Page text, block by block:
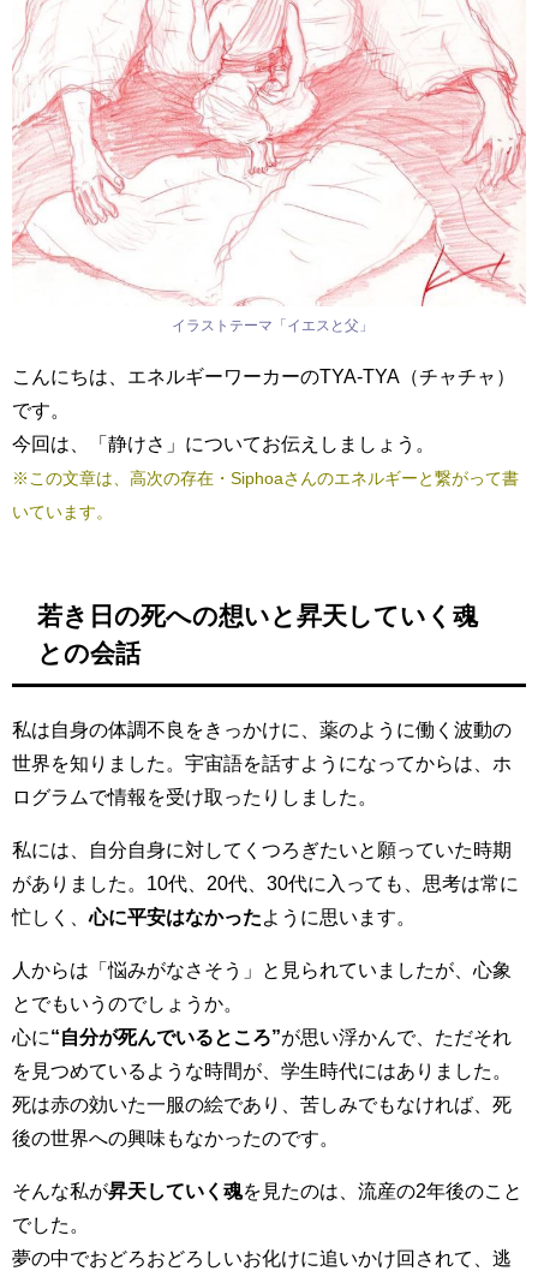
イラストテーマ「イエスと父」
こんにちは、エネルギーワーカーのTYA-TYA（チャチャ）
です。
今回は、「静けさ」についてお伝えしましょう。
※この文章は、高次の存在・Siphoaさんのエネルギーと繋がって書
いています。
若き日の死への想いと昇天していく魂
との会話
私は自身の体調不良をきっかけに、薬のように働く波動の
世界を知りました。宇宙語を話すようになってからは、ホ
ログラムで情報を受け取ったりしました。
私には、自分自身に対してくつろぎたいと願っていた時期
がありました。10代、20代、30代に入っても、思考は常に
忙しく、心に平安はなかった ように思います。
人からは 「悩みがなさそう」と見られていましたが、心象
とでもいうのでしょうか。
心に“自分が死んでいるところ”が思い浮かんで、ただそれ
を見つめているような時間が、学生時代にはありました。
死は赤の効いた一服の絵であり、苦しみでもなければ、死
後の世界への興味もなかったのです。
そんな私が昇天していく魂を見たのは、流産の2年後のこと
でした。
夢の中でおどろおどろしいお化けに追いかけ回されて、逃